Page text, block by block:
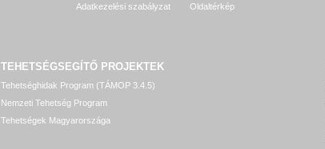
Adatkezelési szabályzat Oldaltérkép
TEHETSÉGSEGÍTŐ PROJEKTEK
Tehetséghidak Program (TÁMOP 3.4.5)
Nemzeti Tehetség Program
Tehetségek Magyarországa